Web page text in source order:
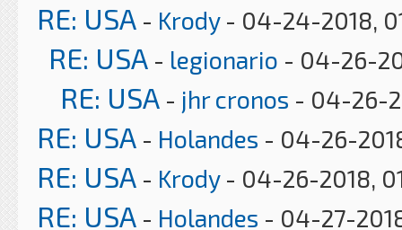
RE: USA - Krody- 04-24-2018,
RE: USA - legionario - 04-26-
RE: USA - jhr cronos - 04-26-
RE: USA - Holandes - 04-26-
RE: USA - Krody- 04-26-2018,
RE: USA - Holandes - 04-27-